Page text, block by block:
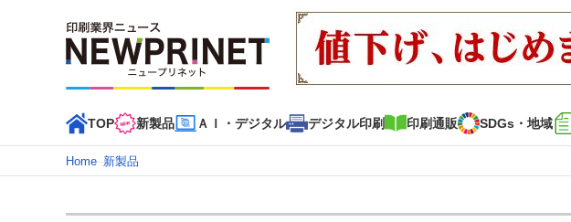
TOP 新製品 ＡＩ・デジタル デジタル印刷 印刷通販 SDGs・地域
インデックス
TOP 新着記事 特集記事 動画コンテンツ インタビュー コレ
Home–新製品